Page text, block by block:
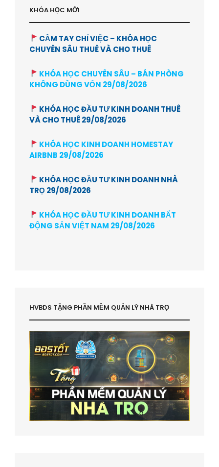
KHÓA HỌC MỚI
CẦM TAY CHỈ VIỆC – KHÓA HỌC
CHUYÊN SÂU THUÊ VÀ CHO THUÊ
KHÓA HỌC CHUYÊN SÂU – BÁN PHÒNG
KHÔNG DÙNG VỐN 29/08/2026
KHÓA HỌC ĐẦU TƯ KINH DOANH THUÊ
VÀ CHO THUÊ 29/08/2026
KHÓA HỌC KINH DOANH HOMESTAY
AIRBNB 29/08/2026
KHÓA HỌC ĐẦU TƯ KINH DOANH NHÀ
TRỌ 29/08/2026
KHÓA HỌC ĐẦU TƯ KINH DOANH BẤT
ĐỘNG SẢN VIỆT NAM 29/08/2026
HVBDS TẶNG PHẦN MỀM QUẢN LÝ NHÀ TRỌ